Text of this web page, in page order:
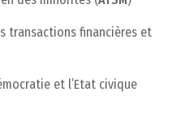
transactions financières et
et l’Etat civique